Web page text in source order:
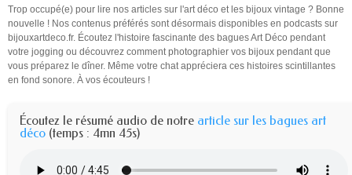
Trop occupé(e) pour lire nos articles sur l'art déco et les bijoux vintage ? Bonne
nouvelle ! Nos contenus préférés sont désormais disponibles en podcasts sur
bijouxartdeco.fr. Écoutez l'histoire fascinante des bagues Art Déco pendant
votre jogging ou découvrez comment photographier vos bijoux pendant que
vous préparez le dîner. Même votre chat appréciera ces histoires scintillantes
en fond sonore. À vos écouteurs !
Écoutez le résumé audio de notre article sur les bagues art
déco (temps : 4mn 45s)